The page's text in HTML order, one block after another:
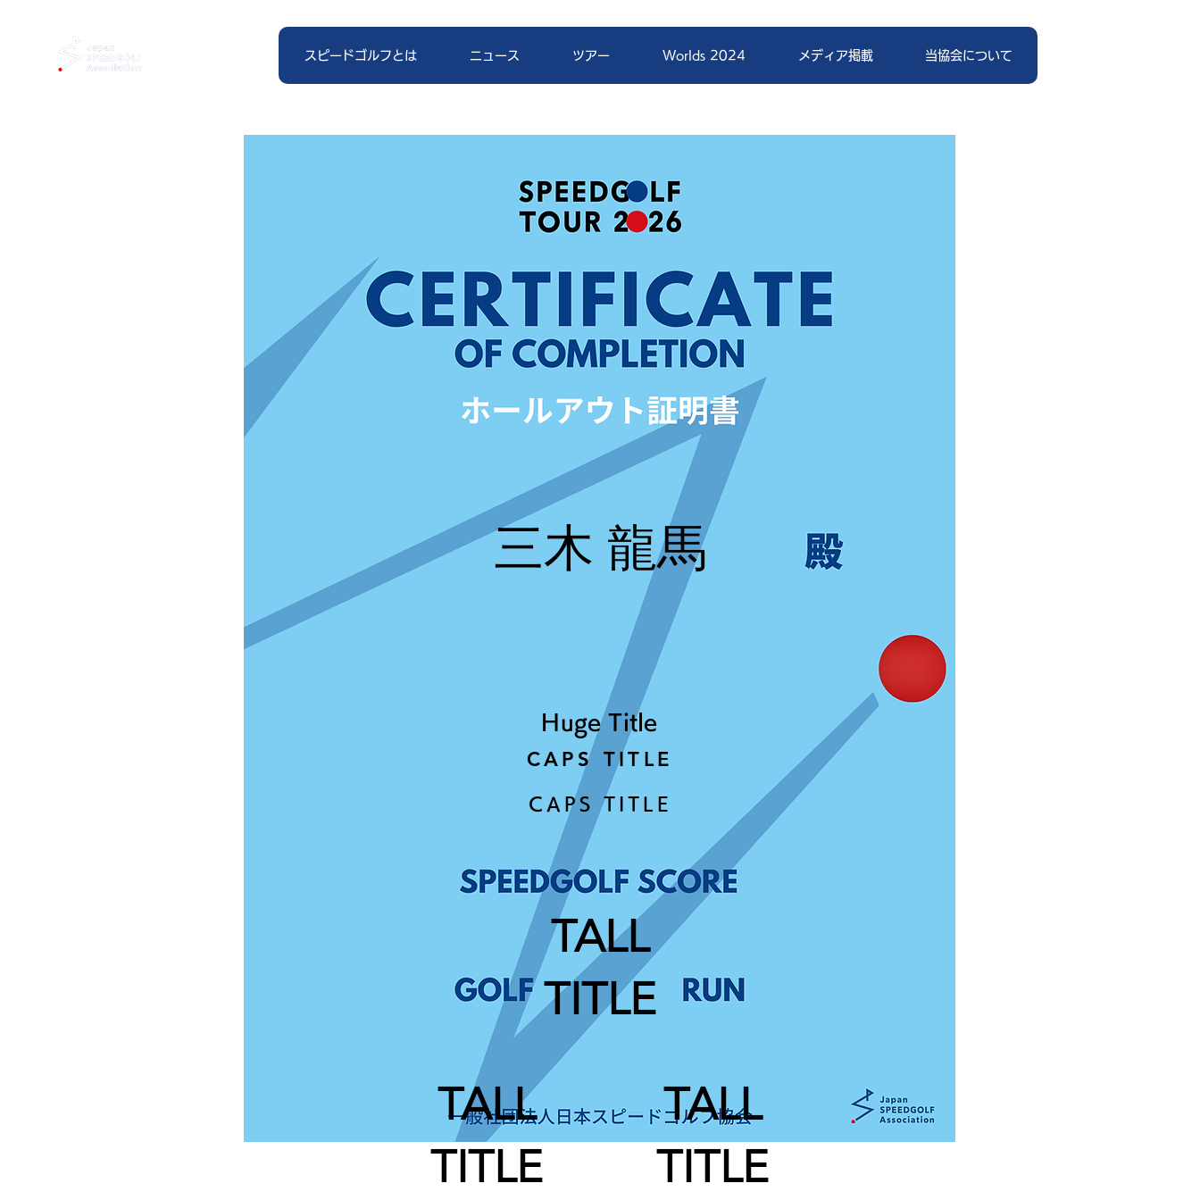
スピードゴルフとは ニュース ツアー Worlds 2024 メディア掲載 当協会について
CAPS TITLE
Huge Title
TALL
TITLE
TALL
TITLE
TALL
TITLE
CAPS TITLE
三木 龍馬